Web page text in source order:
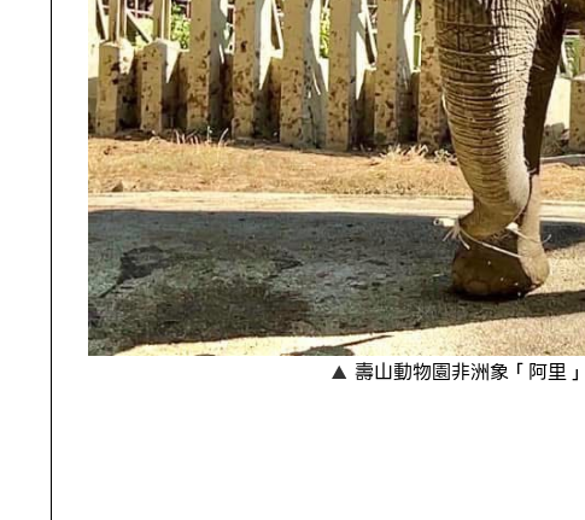
壽山動物園非洲象「阿里